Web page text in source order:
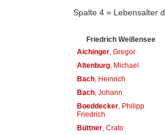
Spalte 4 = Lebensalter
Friedrich Weißensee
Aichinger, Gregor
Altenburg, Michael
Bach, Heinrich
Bach, Johann
Boeddecker, Philipp
Friedrich
Büttner, Crato